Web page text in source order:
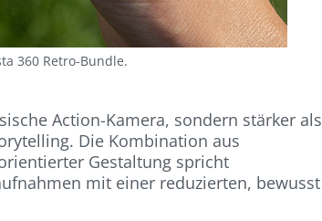
360 Retro-Bundle.
Action-Kamera, sondern stärker als
Die Kombination aus
Gestaltung spricht
mit einer reduzierten, bewusst